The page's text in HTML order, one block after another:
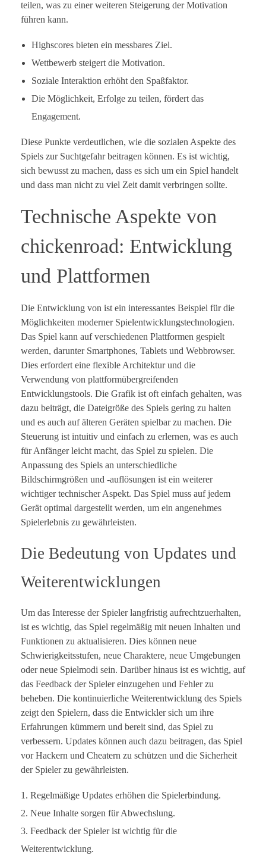
teilen, was zu einer weiteren Steigerung der Motivation
führen kann.
Highscores bieten ein messbares Ziel.
Wettbewerb steigert die Motivation.
Soziale Interaktion erhöht den Spaßfaktor.
Die Möglichkeit, Erfolge zu teilen, fördert das
Engagement.
Diese Punkte verdeutlichen, wie die sozialen Aspekte des
Spiels zur Suchtgefahr beitragen können. Es ist wichtig,
sich bewusst zu machen, dass es sich um ein Spiel handelt
und dass man nicht zu viel Zeit damit verbringen sollte.
Technische Aspekte von
chickenroad: Entwicklung
und Plattformen
Die Entwicklung von ist ein interessantes Beispiel für die
Möglichkeiten moderner Spielentwicklungstechnologien.
Das Spiel kann auf verschiedenen Plattformen gespielt
werden, darunter Smartphones, Tablets und Webbrowser.
Dies erfordert eine flexible Architektur und die
Verwendung von plattformübergreifenden
Entwicklungstools. Die Grafik ist oft einfach gehalten, was
dazu beiträgt, die Dateigröße des Spiels gering zu halten
und es auch auf älteren Geräten spielbar zu machen. Die
Steuerung ist intuitiv und einfach zu erlernen, was es auch
für Anfänger leicht macht, das Spiel zu spielen. Die
Anpassung des Spiels an unterschiedliche
Bildschirmgrößen und -auflösungen ist ein weiterer
wichtiger technischer Aspekt. Das Spiel muss auf jedem
Gerät optimal dargestellt werden, um ein angenehmes
Spielerlebnis zu gewährleisten.
Die Bedeutung von Updates und
Weiterentwicklungen
Um das Interesse der Spieler langfristig aufrechtzuerhalten,
ist es wichtig, das Spiel regelmäßig mit neuen Inhalten und
Funktionen zu aktualisieren. Dies können neue
Schwierigkeitsstufen, neue Charaktere, neue Umgebungen
oder neue Spielmodi sein. Darüber hinaus ist es wichtig, auf
das Feedback der Spieler einzugehen und Fehler zu
beheben. Die kontinuierliche Weiterentwicklung des Spiels
zeigt den Spielern, dass die Entwickler sich um ihre
Erfahrungen kümmern und bereit sind, das Spiel zu
verbessern. Updates können auch dazu beitragen, das Spiel
vor Hackern und Cheatern zu schützen und die Sicherheit
der Spieler zu gewährleisten.
Regelmäßige Updates erhöhen die Spielerbindung.
Neue Inhalte sorgen für Abwechslung.
Feedback der Spieler ist wichtig für die
Weiterentwicklung.